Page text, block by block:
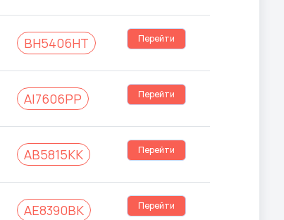
ВН5406НТ Перейти
АІ7606РР Перейти
АВ5815КК Перейти
АЕ8390ВК Перейти